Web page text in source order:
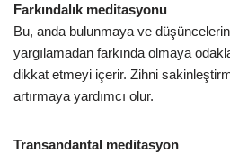
Farkındalık meditasyonu
Bu, anda bulunmaya ve
yargılamadan farkında olmaya
dikkat etmeyi içerir. Zihni
artırmaya yardımcı olur.
Transandantal meditasyon